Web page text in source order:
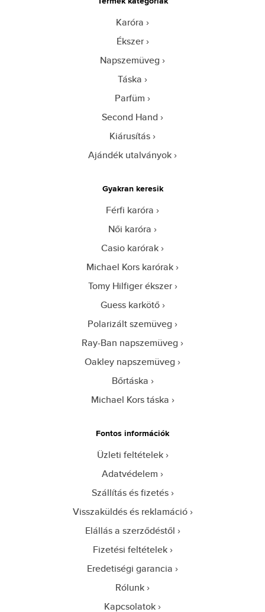
Karóra
Ékszer
Napszemüveg
Táska
Parfüm
Second Hand
Kiárusítás
Ajándék utalványok
Gyakran keresik
Férfi karóra
Női karóra
Casio karórak
Michael Kors karórak
Tomy Hilfiger ékszer
Guess karkötő
Polarizált szemüveg
Ray-Ban napszemüveg
Oakley napszemüveg
Bőrtáska
Michael Kors táska
Fontos információk
Üzleti feltételek
Adatvédelem
Szállítás és fizetés
Visszaküldés és reklamáció
Elállás a szerződéstől
Fizetési feltételek
Eredetiségi garancia
Rólunk
Kapcsolatok